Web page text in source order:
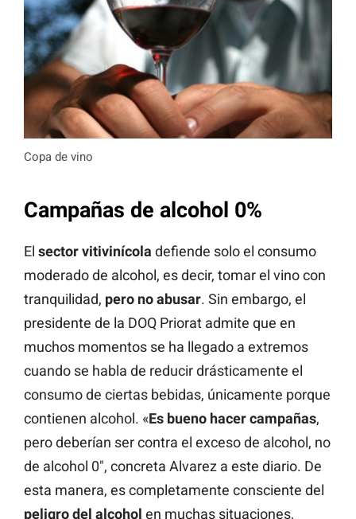
Copa de vino
Campañas de alcohol 0%
El sector vitivinícola defiende solo el consumo
moderado de alcohol, es decir, tomar el vino con
tranquilidad, pero no abusar. Sin embargo, el
presidente de la DOQ Priorat admite que en
muchos momentos se ha llegado a extremos
cuando se habla de reducir drásticamente el
consumo de ciertas bebidas, únicamente porque
contienen alcohol. «Es bueno hacer campañas,
pero deberían ser contra el exceso de alcohol, no
de alcohol 0″, concreta Alvarez a este diario. De
esta manera, es completamente consciente del
peligro del alcohol en muchas situaciones,